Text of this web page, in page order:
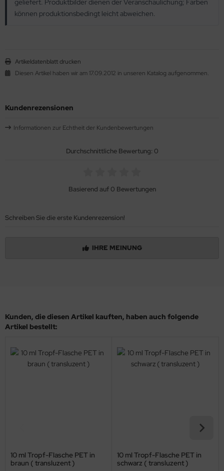
geliefert. Produktbilder dienen der Veranschaulichung; Farben
können produktionsbedingt leicht abweichen.
Artikeldatenblatt drucken
Diesen Artikel haben wir am 17.09.2012 in unseren Katalog aufgenommen.
Kundenrezensionen
Informationen zur Echtheit der Kundenbewertungen
Durchschnittliche Bewertung: 0
Basierend auf 0 Bewertungen
Schreiben Sie die erste Kundenrezension!
IHRE MEINUNG
Kunden, die diesen Artikel kauften, haben auch folgende
Artikel bestellt:
10 ml Tropf-Flasche PET in
braun ( transluzent )
10 ml Tropf-Flasche PET in
schwarz ( transluzent )